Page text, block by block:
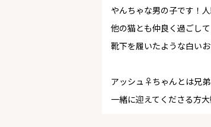
やんちゃな男の子です！
他の猫とも仲良く過ごして
靴下を履いたような白い
アッシュ♀ちゃんとは兄弟
一緒に迎えてくださる方大